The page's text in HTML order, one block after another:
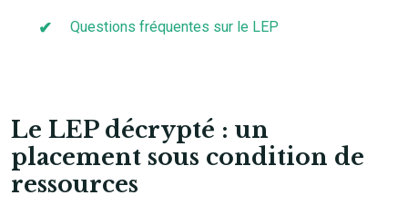
Questions fréquentes sur le LEP
Le LEP décrypté : un
placement sous condition de
ressources